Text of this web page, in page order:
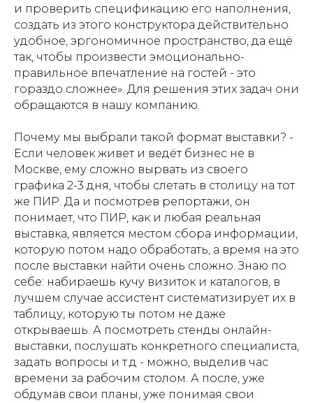
и проверить спецификацию его наполнения,
создать из этого конструктора действительно
удобное, эргономичное пространство, да ещё
так, чтобы произвести эмоционально-
правильное впечатление на гостей - это
гораздо сложнее». Для решения этих задач они
обращаются в нашу компанию.
Почему мы выбрали такой формат выставки? -
Если человек живет и ведёт бизнес не в
Москве, ему сложно вырвать из своего
графика 2-3 дня, чтобы слетать в столицу на тот
же ПИР. Да и посмотрев репортажи, он
понимает, что ПИР, как и любая реальная
выставка, является местом сбора информации,
которую потом надо обработать, а время на это
после выставки найти очень сложно. Знаю по
себе: набираешь кучу визиток и каталогов, в
лучшем случае ассистент систематизирует их в
таблицу, которую ты потом не даже
открываешь. А посмотреть стенды онлайн-
выставки, послушать конкретного специалиста,
задать вопросы и т.д - можно, выделив час
времени за рабочим столом. А после, уже
обдумав свои планы, уже понимая свои